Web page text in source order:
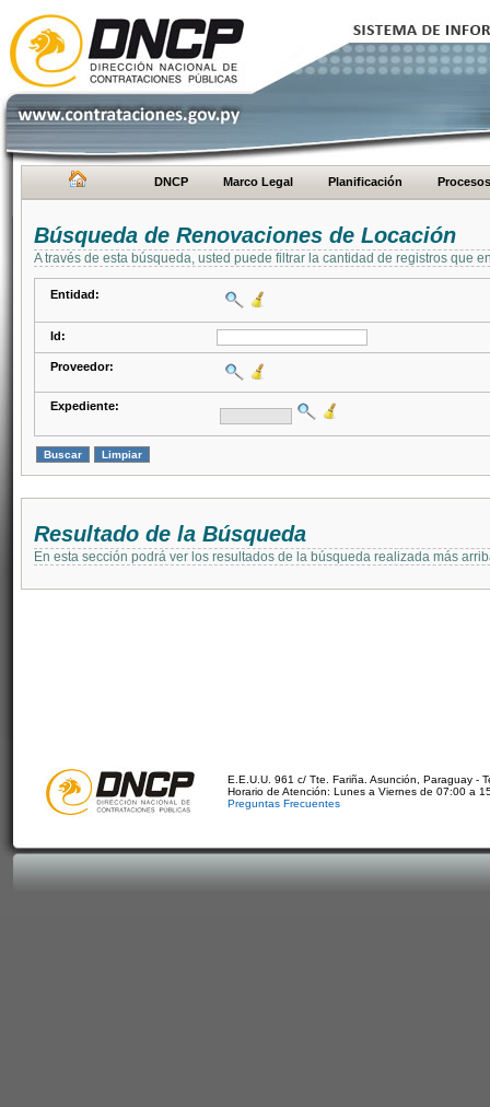
DNCP Marco Legal Planificación Procesos
Búsqueda de Renovaciones de Locación
A través de esta búsqueda, usted puede filtrar la cantidad de registros que
Entidad:
Id:
Proveedor:
Expediente:
Resultado de la Búsqueda
En esta sección podrá ver los resultados de la búsqueda realizada más
E.E.U.U. 961 c/ Tte. Fariña. Asunción, Paraguay -
Horario de Atención: Lunes a Viernes de 07:00 a
Preguntas Frecuentes